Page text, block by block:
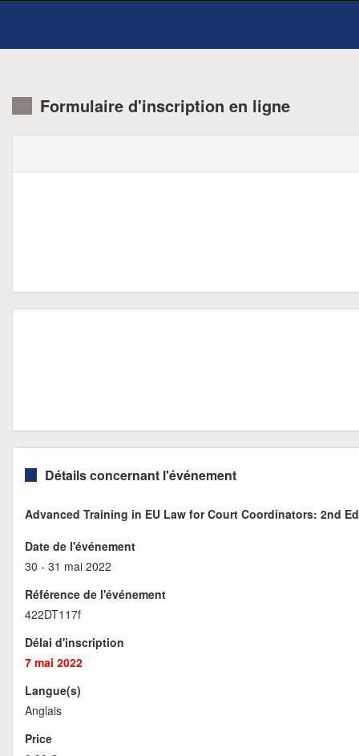
Formulaire d'inscription en ligne
Détails concernant l'événement
Advanced Training in EU Law for Court Coordinators: 2nd
Date de l'événement
30 - 31 mai 2022
Référence de l'événement
422DT117f
Délai d'inscription
7 mai 2022
Langue(s)
Anglais
Price